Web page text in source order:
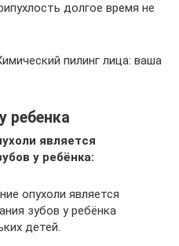
долгое время не
пилинг лица: ваша
ребенка
является
у ребёнка:
опухоли является
зубов у ребёнка
детей.